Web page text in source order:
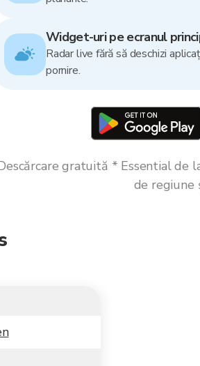
Widget-uri pe ecranul
Radar live fără să deschizi
pornire.
gratuită * Essential de
de regiune